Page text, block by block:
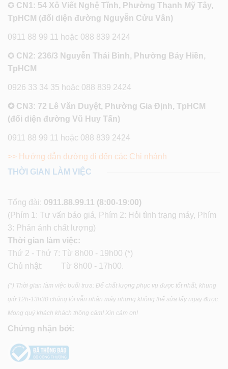
✪ CN1: 54 Xô Viết Nghệ Tĩnh, Phường Thạnh Mỹ Tây,
TpHCM (đối diện đường Nguyễn Cửu Vân)
0911 88 99 11 hoặc 088 839 2424
✪ CN2: 236/3 Nguyễn Thái Bình, Phường Bảy Hiền,
TpHCM
0926 33 34 35 hoặc 088 839 2424
✪ CN3: 72 Lê Văn Duyệt, Phường Gia Định, TpHCM
(đối diện đường Vũ Huy Tấn)
0911 88 99 11 hoặc 088 839 2424
>> Hướng dẫn đường đi đến các Chi nhánh
THỜI GIAN LÀM VIỆC
Tổng đài: 0911.88.99.11 (8:00-19:00)
(Phím 1: Tư vấn báo giá, Phím 2: Hỏi tình trạng máy, Phím
3: Phản ánh chất lượng)
Thời gian làm việc:
Thứ 2 - Thứ 7: Từ 8h00 - 19h00 (*)
Chủ nhật: Từ 8h00 - 17h00.
(*) Thời gian làm việc buổi trưa: Để chất lượng phục vụ được tốt nhất, khung
giờ 12h-13h30 chúng tôi vẫn nhận máy nhưng không thể sửa lấy ngay được.
Mong quý khách khách thông cảm! Xin cảm ơn!
Chứng nhận bởi: